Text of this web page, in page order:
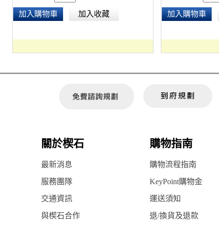
加入購物車 加入收藏 加入購物車
關於楔石 購物指南
最新消息 購物流程指南
服務團隊 KeyPoint購物金
交通資訊 運送須知
與楔石合作 退/換貨及退款